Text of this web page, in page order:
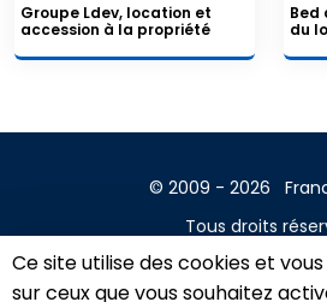
Ce site utilise des cookies et
sur ceux que vous souhaitez
Groupe Ldev, location et
accession à la propriété
Bed
du
© 2009 - 2026
Tous droits
Contact